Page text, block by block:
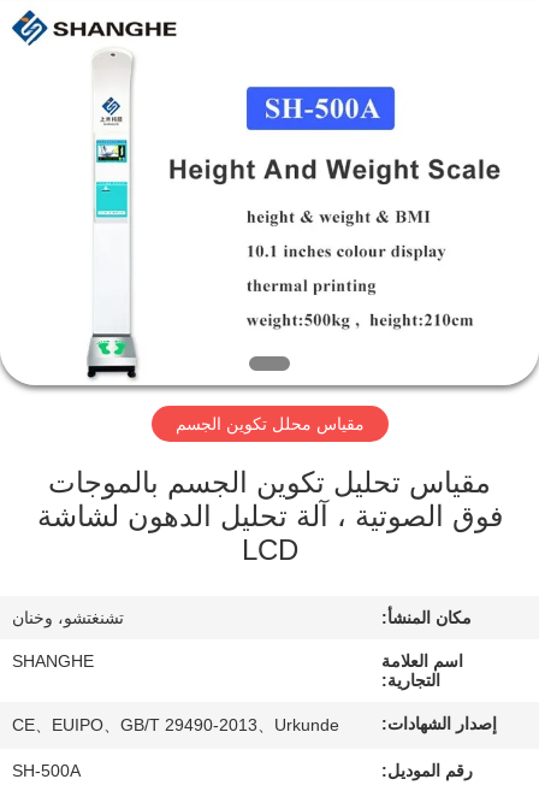
المنتجات
برنامج
VR
المصنع
مراقبة
مقياس محلل تكوين الجسم
مقياس تحليل تكوين الجسم بالموجات
فوق الصوتية ، آلة تحليل الدهون لشاشة
LCD
مكان المنشأ: تشنغتشو، وخنان
اسم العلامة
التجارية:
SHANGHE
إصدار الشهادات: CE、EUIPO、GB/T 29490-2013、Urkunde
رقم الموديل: SH-500A